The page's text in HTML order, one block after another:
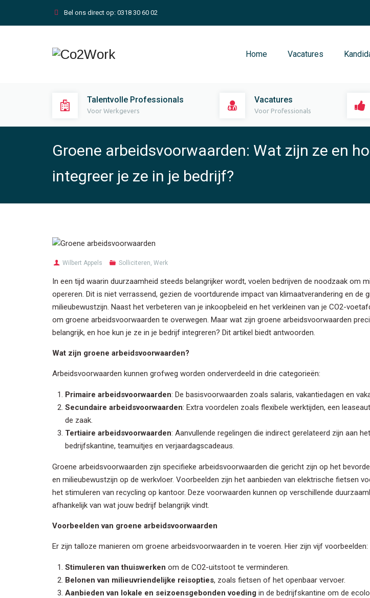
Bel ons direct op: 0318 30 60 02
Home Vacatures
Talentvolle Professionals
Voor Werkgevers
Vacatures
Voor Professionals
Groene arbeidsvoorwaarden: Wat zijn ze en
integreer je ze in je bedrijf?
Wilbert Appels Solliciteren Werk
In een tijd waarin duurzaamheid steeds belangrijker wordt, voelen bedrijven de noodzaak om
opereren. Dit is niet verrassend, gezien de voortdurende impact van klimaatverandering en de
milieubewustzijn. Naast het verbeteren van je inkoopbeleid en het verkleinen van je CO2-
om groene arbeidsvoorwaarden te overwegen. Maar wat zijn groene arbeidsvoorwaarden
belangrijk, en hoe kun je ze in je bedrijf integreren? Dit artikel biedt antwoorden.
Wat zijn groene arbeidsvoorwaarden?
Arbeidsvoorwaarden kunnen grofweg worden onderverdeeld in drie categorieën:
Primaire arbeidsvoorwaarden: De basisvoorwaarden zoals salaris, vakantiedagen en
Secundaire arbeidsvoorwaarden: Extra voordelen zoals flexibele werktijden, een
de zaak.
Tertiaire arbeidsvoorwaarden: Aanvullende regelingen die indirect gerelateerd zijn aan
bedrijfskantine, teamuitjes en verjaardagscadeaus.
Groene arbeidsvoorwaarden zijn specifieke arbeidsvoorwaarden die gericht zijn op het
en milieubewustzijn op de werkvloer. Voorbeelden zijn het aanbieden van elektrische fietsen
het stimuleren van recycling op kantoor. Deze voorwaarden kunnen op verschillende
afhankelijk van wat jouw bedrijf belangrijk vindt.
Voorbeelden van groene arbeidsvoorwaarden
Er zijn talloze manieren om groene arbeidsvoorwaarden in te voeren. Hier zijn vijf voorbeelden:
Stimuleren van thuiswerken om de CO2-uitstoot te verminderen.
Belonen van milieuvriendelijke reisopties, zoals fietsen of het openbaar vervoer.
Aanbieden van lokale en seizoensgebonden voeding in de bedrijfskantine om de